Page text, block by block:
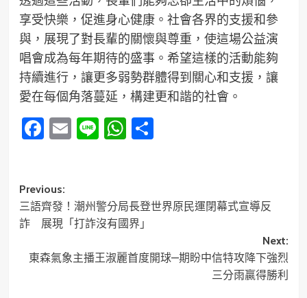
享受快樂，促進身心健康。社會各界的支援和參
與，展現了對長輩的關懷與尊重，使這場公益演
唱會成為每年期待的盛事。希望這樣的活動能夠
持續進行，讓更多弱勢群體得到關心和支援，讓
愛在每個角落蔓延，構建更和諧的社會。
Facebook
Email
LineWhatsApp
分
Post
navigation
Previous:
三語齊發！潮州警分局長登世界原民運閉幕式宣導反
詐 展現「打詐沒有國界」
Next:
東森氣象主播王淑麗首度開球—期盼中信特攻降下強烈
三分雨贏得勝利